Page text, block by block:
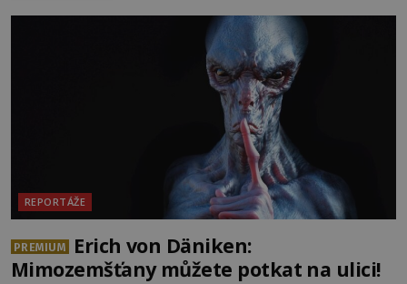
badatelé zde odkrývají indicie, které propojují
prastaré pohanské kulty, keltské svatyně a zprávy
REPORTÁŽE
PREMIUM
Erich von Däniken:
Mimozemšťany můžete potkat na ulici!